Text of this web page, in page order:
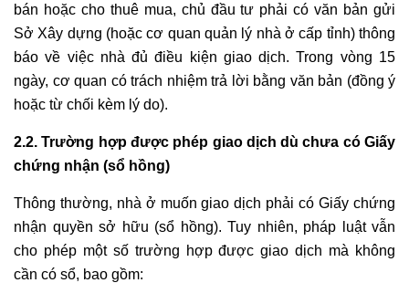
bán hoặc cho thuê mua, chủ đầu tư phải có văn bản gửi
Sở Xây dựng (hoặc cơ quan quản lý nhà ở cấp tỉnh) thông
báo về việc nhà đủ điều kiện giao dịch. Trong vòng 15
ngày, cơ quan có trách nhiệm trả lời bằng văn bản (đồng ý
hoặc từ chối kèm lý do).
2.2. Trường hợp được phép giao dịch dù chưa có Giấy
chứng nhận (sổ hồng)
Thông thường, nhà ở muốn giao dịch phải có Giấy chứng
nhận quyền sở hữu (sổ hồng). Tuy nhiên, pháp luật vẫn
cho phép một số trường hợp được giao dịch mà không
cần có sổ, bao gồm: